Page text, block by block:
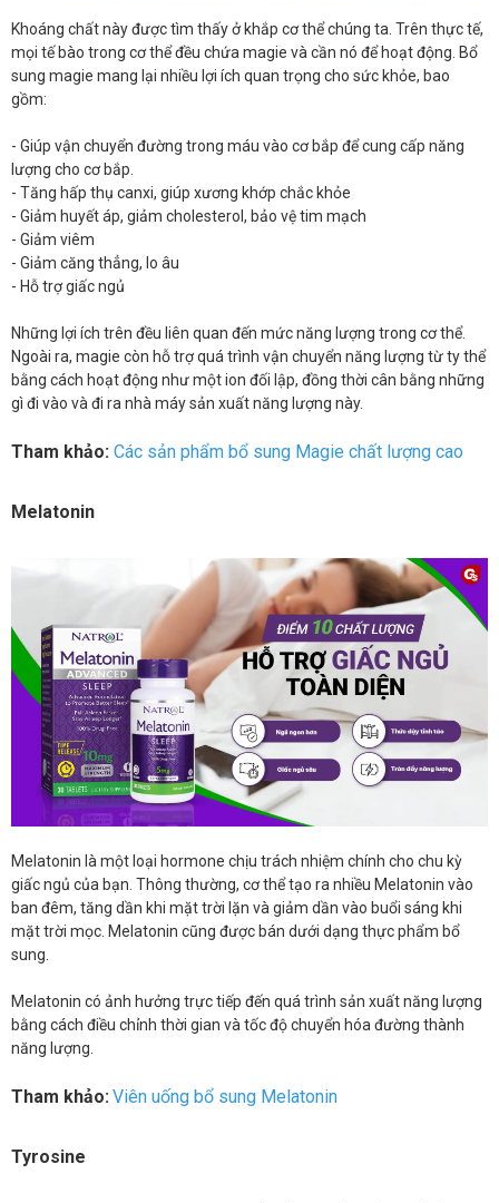
Khoáng chất này được tìm thấy ở khắp cơ thể chúng ta. Trên thực tế,
mọi tế bào trong cơ thể đều chứa magie và cần nó để hoạt động. Bổ
sung magie mang lại nhiều lợi ích quan trọng cho sức khỏe, bao
gồm:
- Giúp vận chuyển đường trong máu vào cơ bắp để cung cấp năng
lượng cho cơ bắp.
- Tăng hấp thụ canxi, giúp xương khớp chắc khỏe
- Giảm huyết áp, giảm cholesterol, bảo vệ tim mạch
- Giảm viêm
- Giảm căng thẳng, lo âu
- Hỗ trợ giấc ngủ
Những lợi ích trên đều liên quan đến mức năng lượng trong cơ thể.
Ngoài ra, magie còn hỗ trợ quá trình vận chuyển năng lượng từ ty thể
bằng cách hoạt động như một ion đối lập, đồng thời cân bằng những
gì đi vào và đi ra nhà máy sản xuất năng lượng này.
Tham khảo: Các sản phẩm bổ sung Magie chất lượng cao
Melatonin
Melatonin là một loại hormone chịu trách nhiệm chính cho chu kỳ
giấc ngủ của bạn. Thông thường, cơ thể tạo ra nhiều Melatonin vào
ban đêm, tăng dần khi mặt trời lặn và giảm dần vào buổi sáng khi
mặt trời mọc. Melatonin cũng được bán dưới dạng thực phẩm bổ
sung.
Melatonin có ảnh hưởng trực tiếp đến quá trình sản xuất năng lượng
bằng cách điều chỉnh thời gian và tốc độ chuyển hóa đường thành
năng lượng.
Tham khảo: Viên uống bổ sung Melatonin
Tyrosine